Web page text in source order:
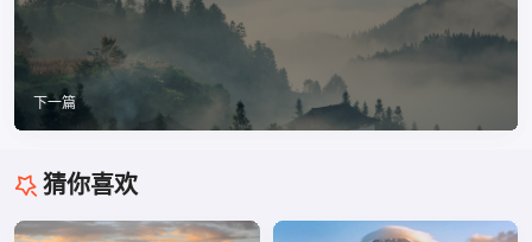
下一篇
猜你喜欢